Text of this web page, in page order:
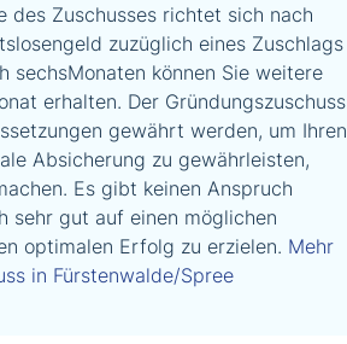
des Zuschusses richtet sich nach
zuzüglich eines Zuschlags
sechsMonaten können Sie weitere
erhalten. Der Gründungszuschuss
gewährt werden, um Ihren
Absicherung zu gewährleisten,
Es gibt keinen Anspruch
sehr gut auf einen möglichen
optimalen Erfolg zu erzielen. Mehr
in Fürstenwalde/Spree